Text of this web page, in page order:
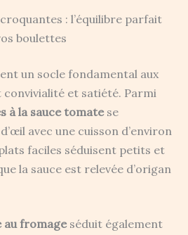
: l’équilibre parfait
boulettes
un socle fondamental aux
et satiété. Parmi
à la sauce tomatese
avec une cuisson d’environ
faciles séduisent petits et
la sauce est relevée d’origan
au fromageséduit également